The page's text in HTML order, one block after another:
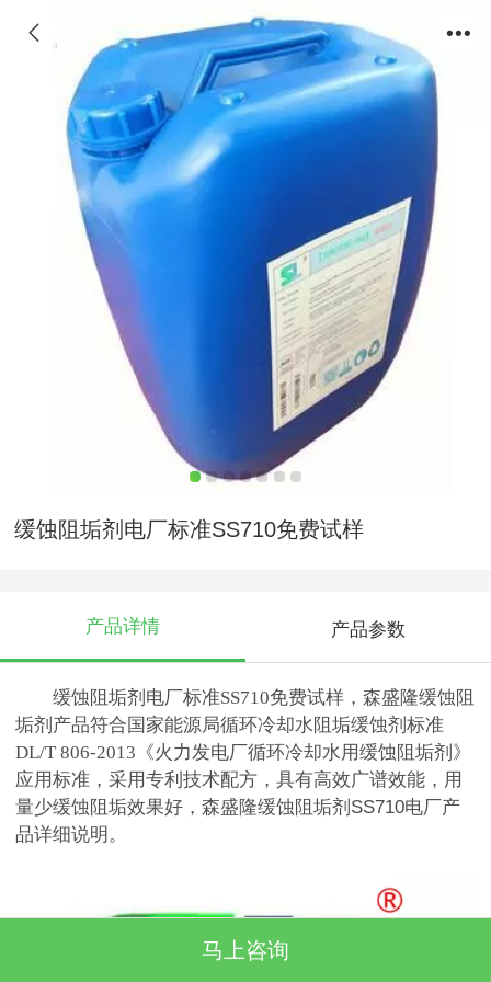
缓蚀阻垢剂电厂标准SS710免费试样
产品详情 产品参数
缓蚀阻垢剂电厂标准SS710免费试样，森盛隆缓蚀阻
垢剂产品符合 国家能源局循环冷却水阻垢缓蚀剂标准
DL/T 806-2013 《火力发电厂循环冷却水用缓蚀阻垢剂》
应用标准，采用专利技术配方，具有高效广谱效能，用
量少缓蚀阻垢效果好，森盛隆缓蚀阻垢剂SS710电厂产
品详细说明。
马上咨询